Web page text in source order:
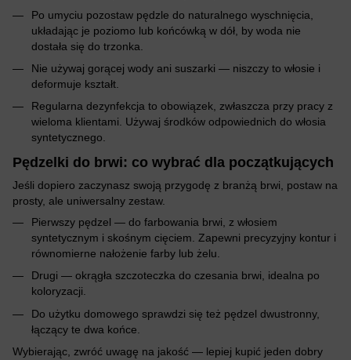
Po umyciu pozostaw pędzle do naturalnego wyschnięcia,
układając je poziomo lub końcówką w dół, by woda nie
dostała się do trzonka.
Nie używaj gorącej wody ani suszarki — niszczy to włosie i
deformuje kształt.
Regularna dezynfekcja to obowiązek, zwłaszcza przy pracy z
wieloma klientami. Używaj środków odpowiednich do włosia
syntetycznego.
Pędzelki do brwi: co wybrać dla początkujących
Jeśli dopiero zaczynasz swoją przygodę z branżą brwi, postaw na
prosty, ale uniwersalny zestaw.
Pierwszy pędzel — do farbowania brwi, z włosiem
syntetycznym i skośnym cięciem. Zapewni precyzyjny kontur i
równomierne nałożenie farby lub żelu.
Drugi — okrągła szczoteczka do czesania brwi, idealna po
koloryzacji.
Do użytku domowego sprawdzi się też pędzel dwustronny,
łączący te dwa końce.
Wybierając, zwróć uwagę na jakość — lepiej kupić jeden dobry